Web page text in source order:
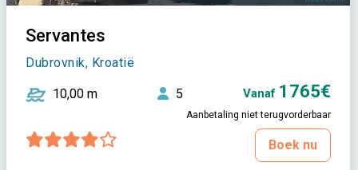
Servantes
Dubrovnik, Kroatië
10,00 m 5 Vanaf 1765€
Aanbetaling niet terugvorderbaar
Boek nu